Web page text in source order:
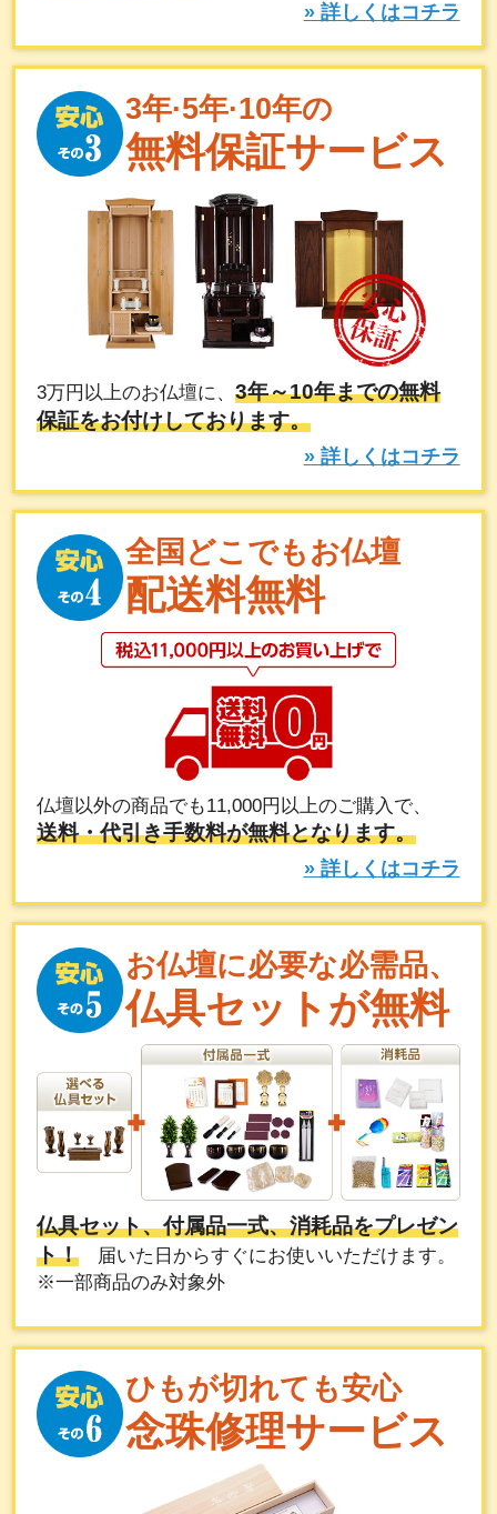
» 詳しくはコチラ
3年·5年·10年の
無料保証サービス
3万円以上のお仏壇に、3年～10年までの無料
保証をお付けしております。
» 詳しくはコチラ
全国どこでもお仏壇
配送料無料
仏壇以外の商品でも11,000円以上のご購入で、
送料・代引き手数料が無料となります。
» 詳しくはコチラ
お仏壇に必要な必需品、
仏具セットが無料
仏具セット、付属品一式、消耗品をプレゼン
ト！ 届いた日からすぐにお使いいただけます。
※一部商品のみ対象外
ひもが切れても安心
念珠修理サービス